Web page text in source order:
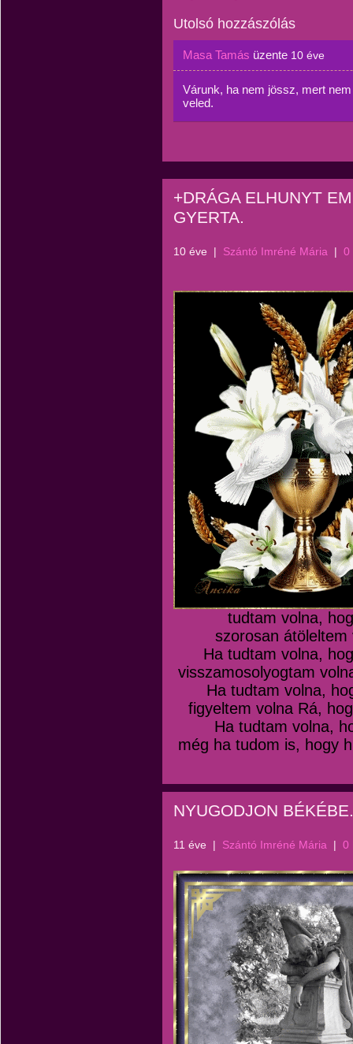
Utolsó hozzászólás
Masa Tamás üzente 10 éve
Várunk, ha nem jössz, mert
veled.
+DRÁGA ELHUNYT
GYERTA.
10 éve | Szántó Imréné Mária | 0
tudtam volna,
szorosan
Ha tudtam volna,
visszamosolyogtam
Ha tudtam volna,
figyeltem volna Rá,
Ha tudtam volna,
még ha tudom is, hogy
NYUGODJON BÉKÉBE.
11 éve | Szántó Imréné Mária | 0